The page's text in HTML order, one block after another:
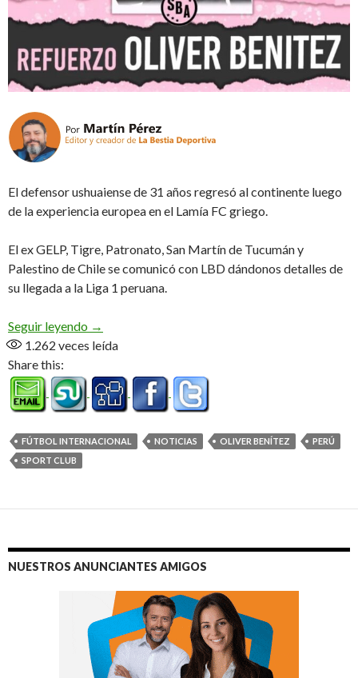
El defensor ushuaiense de 31 años regresó al continente luego
de la experiencia europea en el Lamía FC griego.
El ex GELP, Tigre, Patronato, San Martín de Tucumán y
Palestino de Chile se comunicó con LBD dándonos detalles de
su llegada a la Liga 1 peruana.
Seguir leyendo Oliver espera el debut en Sport Boys (Audio)
→
1.262 veces leída
Share this:
FÚTBOL INTERNACIONAL NOTICIAS OLIVER BENÍTEZ
PERÚ
SPORT CLUB
NUESTROS ANUNCIANTES AMIGOS